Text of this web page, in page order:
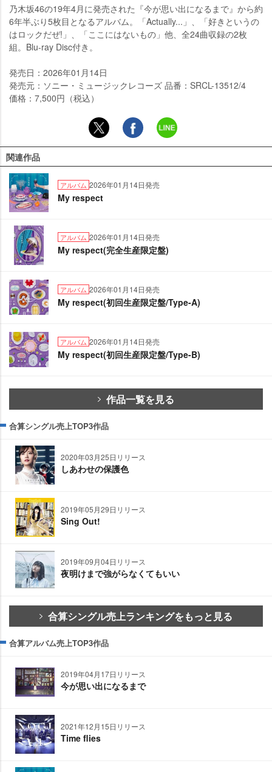
乃木坂46の19年4月に発売された『今が思い出になるまで』から約
6年半ぶり5枚目となるアルバム。「Actually...」、「好きというの
はロックだぜ!」、「ここにはないもの」他、全24曲収録の2枚
組。Blu-ray Disc付き。
発売日：2026年01月14日
発売元：ソニー・ミュージックレコーズ 品番：SRCL-13512/4
価格：7,500円（税込）
関連作品
アルバム 2026年01月14日発売
My respect
アルバム 2026年01月14日発売
My respect(完全生産限定盤)
アルバム 2026年01月14日発売
My respect(初回生産限定盤/Type-A)
アルバム 2026年01月14日発売
My respect(初回生産限定盤/Type-B)
作品一覧を見る
合算シングル売上TOP3作品
2020年03月25日リリース
しあわせの保護色
2019年05月29日リリース
Sing Out!
2019年09月04日リリース
夜明けまで強がらなくてもいい
合算シングル売上ランキングをもっと見る
合算アルバム売上TOP3作品
2019年04月17日リリース
今が思い出になるまで
2021年12月15日リリース
Time flies